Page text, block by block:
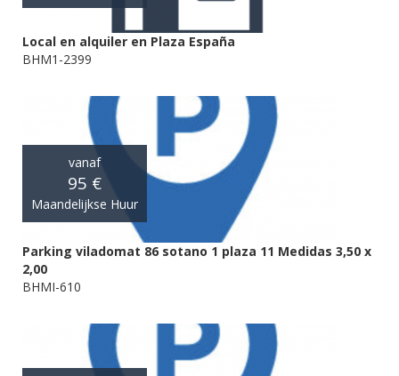
Local en alquiler en Plaza España
BHM1-2399
vanaf
95 €
Maandelijkse Huur
Parking viladomat 86 sotano 1 plaza 11 Medidas 3,50 x
2,00
BHMI-610